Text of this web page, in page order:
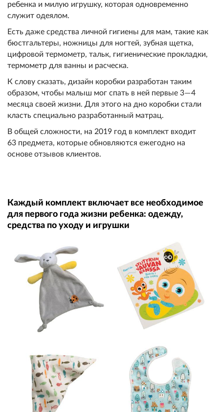
ребенка и милую игрушку, которая одновременно
служит одеялом.
Есть даже средства личной гигиены для мам, такие как
бюстгальтеры, ножницы для ногтей, зубная щетка,
цифровой термометр, тальк, гигиенические прокладки,
термометр для ванны и расческа.
К слову сказать, дизайн коробки разработан таким
образом, чтобы малыш мог спать в ней первые 3—4
месяца своей жизни. Для этого на дно коробки стали
класть специально разработанный матрац.
В общей сложности, на 2019 год в комплект входит
63 предмета, которые обновляются ежегодно на
основе отзывов клиентов.
Каждый комплект включает все необходимое
для первого года жизни ребенка: одежду,
средства по уходу и игрушки